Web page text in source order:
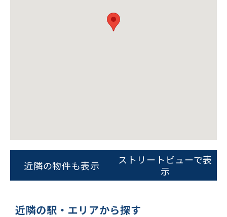
をお伝えいただくと
スムーズにご案内できます
0120-620-213
近隣の物件も表示
ストリートビューで表
示
近隣の駅・エリアから探す